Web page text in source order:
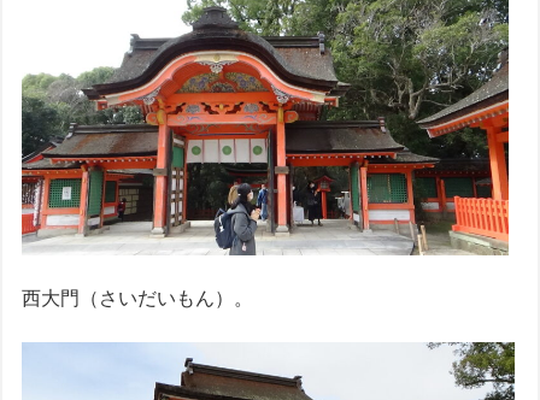
西大門（さいだいもん）。